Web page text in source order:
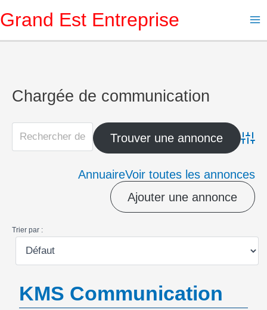
au
Grand Est Entreprise
Chargée de communication
AnnuaireVoir toutes les annonces
Ajouter une annonce
Trier par :
KMS Communication